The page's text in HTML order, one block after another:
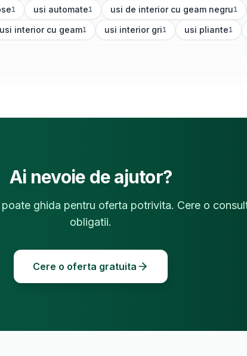
1 usi automate
(1articole) 1 usi de interior cu geam negru
(1articole) 1
usi interior cu geam
(1articole) 1 usi interior gri
(1articole) 1 usi pliante
(1articole)1
Ai nevoie de ajutor?
ghida pentru oferta potrivita. Cere o
obligatii.
Cere o oferta gratuita